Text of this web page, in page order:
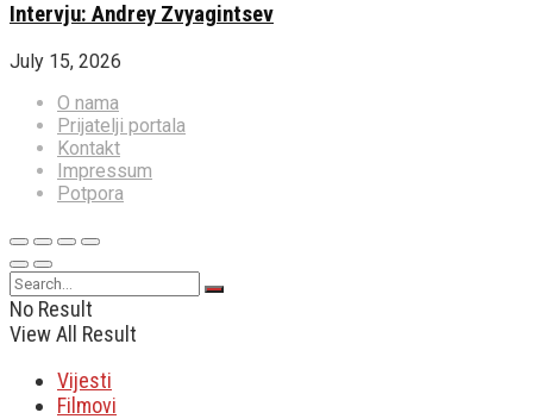
Intervju: Andrey Zvyagintsev
July 15, 2026
O nama
Prijatelji portala
Kontakt
Impressum
Potpora
No Result
View All Result
Vijesti
Filmovi